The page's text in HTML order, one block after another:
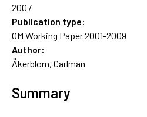
2007
Publication type:
OM Working Paper 2001-2009
Author:
Åkerblom, Carlman
Summary